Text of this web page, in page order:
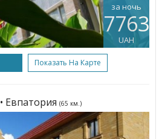
за ночь
7763
UAH
Показать На Карте
• Евпатория (65 км.)